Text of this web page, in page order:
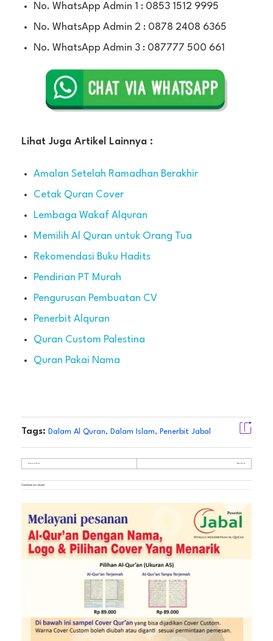
No. WhatsApp Admin 1 : 0853 1512 9995
No. WhatsApp Admin 2 : 0878 2408 6365
No. WhatsApp Admin 3 : 087777 500 661
Lihat Juga Artikel Lainnya :
Amalan Setelah Ramadhan Berakhir
Cetak Quran Cover
Lembaga Wakaf Alquran
Memilih Al Quran untuk Orang Tua
Rekomendasi Buku Hadits
Pendirian PT Murah
Pengurusan Pembuatan CV
Penerbit Alquran
Quran Custom Palestina
Quran Pakai Nama
Tags: Dalam Al Quran, Dalam Islam, Penerbit Jabal
Previous Post Next Post
Comments are closed.